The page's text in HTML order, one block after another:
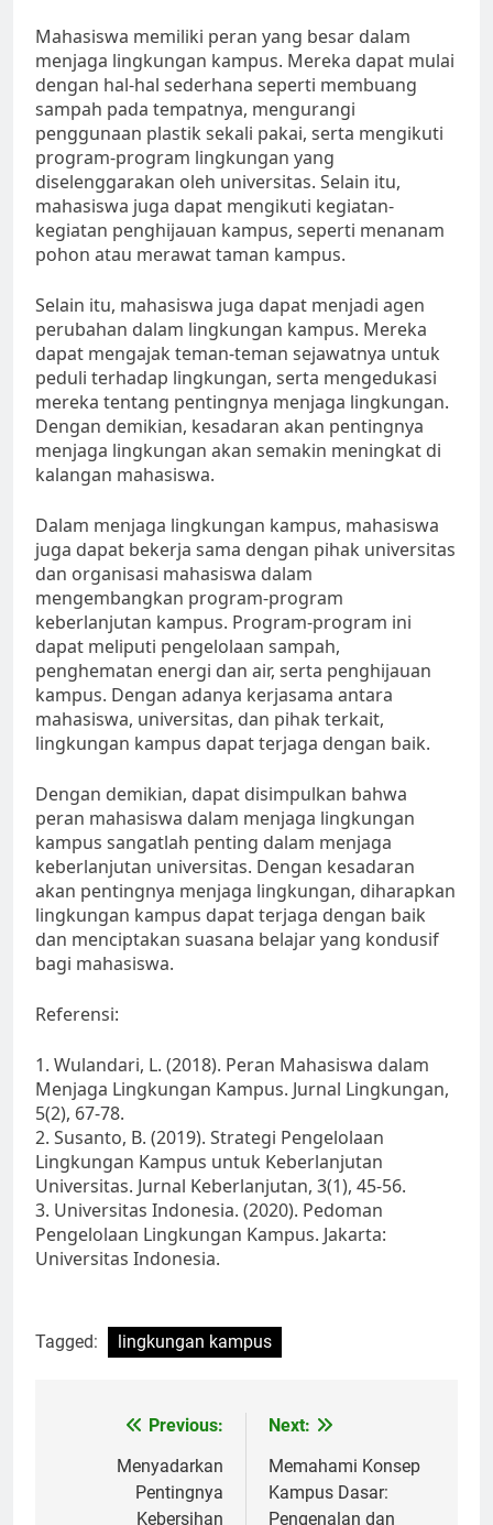
Mahasiswa memiliki peran yang besar dalam
menjaga lingkungan kampus. Mereka dapat mulai
dengan hal-hal sederhana seperti membuang
sampah pada tempatnya, mengurangi
penggunaan plastik sekali pakai, serta mengikuti
program-program lingkungan yang
diselenggarakan oleh universitas. Selain itu,
mahasiswa juga dapat mengikuti kegiatan-
kegiatan penghijauan kampus, seperti menanam
pohon atau merawat taman kampus.
Selain itu, mahasiswa juga dapat menjadi agen
perubahan dalam lingkungan kampus. Mereka
dapat mengajak teman-teman sejawatnya untuk
peduli terhadap lingkungan, serta mengedukasi
mereka tentang pentingnya menjaga lingkungan.
Dengan demikian, kesadaran akan pentingnya
menjaga lingkungan akan semakin meningkat di
kalangan mahasiswa.
Dalam menjaga lingkungan kampus, mahasiswa
juga dapat bekerja sama dengan pihak universitas
dan organisasi mahasiswa dalam
mengembangkan program-program
keberlanjutan kampus. Program-program ini
dapat meliputi pengelolaan sampah,
penghematan energi dan air, serta penghijauan
kampus. Dengan adanya kerjasama antara
mahasiswa, universitas, dan pihak terkait,
lingkungan kampus dapat terjaga dengan baik.
Dengan demikian, dapat disimpulkan bahwa
peran mahasiswa dalam menjaga lingkungan
kampus sangatlah penting dalam menjaga
keberlanjutan universitas. Dengan kesadaran
akan pentingnya menjaga lingkungan, diharapkan
lingkungan kampus dapat terjaga dengan baik
dan menciptakan suasana belajar yang kondusif
bagi mahasiswa.
Referensi:
1. Wulandari, L. (2018). Peran Mahasiswa dalam
Menjaga Lingkungan Kampus. Jurnal Lingkungan,
5(2), 67-78.
2. Susanto, B. (2019). Strategi Pengelolaan
Lingkungan Kampus untuk Keberlanjutan
Universitas. Jurnal Keberlanjutan, 3(1), 45-56.
3. Universitas Indonesia. (2020). Pedoman
Pengelolaan Lingkungan Kampus. Jakarta:
Universitas Indonesia.
Tagged: lingkungan kampus
navigation
Previous:
Menyadarkan
Pentingnya
Kebersihan
Next:
Memahami Konsep
Kampus Dasar:
Pengenalan dan